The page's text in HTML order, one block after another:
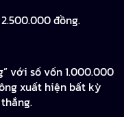
đồng.
với số vốn 1.000.000
xuất hiện bất kỳ